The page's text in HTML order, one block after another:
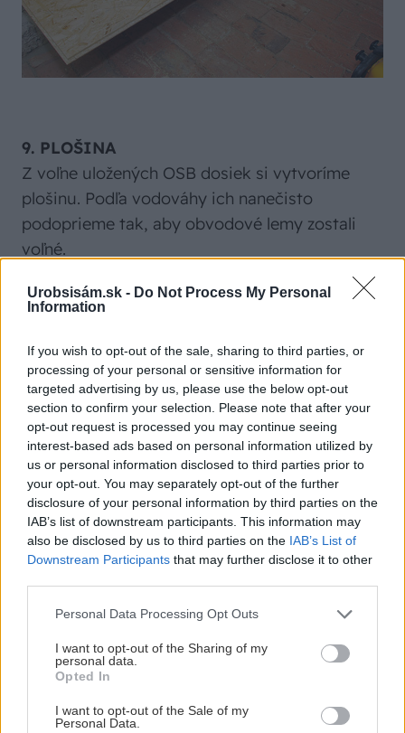
Urobsisám.sk - Do Not Process My Personal
Information
If you wish to opt-out of the sale, sharing to third parties, or
processing of your personal or sensitive information for
targeted advertising by us, please use the below opt-out
section to confirm your selection. Please note that after your
opt-out request is processed you may continue seeing
interest-based ads based on personal information utilized by
us or personal information disclosed to third parties prior to
your opt-out. You may separately opt-out of the further
disclosure of your personal information by third parties on the
IAB’s list of downstream participants. This information may
also be disclosed by us to third parties on the IAB’s List of
Downstream Participants that may further disclose it to other
Please note that this website/app uses one or more Google
not limited to your visit or usage behaviour. You may click to
grant or deny consent to Google and its third-party tags to
use your data for below specified purposes in below Google
consent section.
Personal Data Processing Opt Outs
I want to opt-out of the Sharing of my
personal data.
Opted In
I want to opt-out of the Sale of my
Personal Data.
9. PLOŠINA
Z voľne uložených OSB dosiek si vytvoríme
plošinu. Podľa vodováhy ich nanečisto
podoprieme tak, aby obvodové lemy zostali
voľné.
dostatok času na to, aby lepidlo začalo tvoriť
väzby a scelilo dielce do pevného celku.